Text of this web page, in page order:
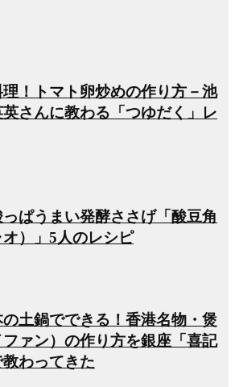
！トマト卵炒めの作り方－池
さんに教わる「つゆだく」レ
ぱうまい発酵ささげ「酸豆角
オ）」5人のレシピ
土鍋でできる！香港名物・煲
ァン）の作り方を銀座「喜記
教わってきた